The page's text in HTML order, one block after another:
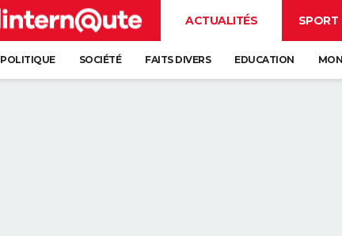
ACTUALITÉS SPORT
POLITIQUE SOCIÉTÉ FAITS DIVERS EDUCATION